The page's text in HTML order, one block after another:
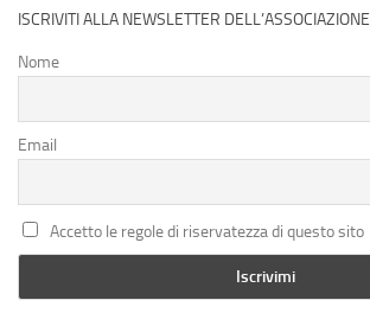
ISCRIVITI ALLA NEWSLETTER DELL’ASSOCIAZIONE
Nome
Email
Accetto le regole di riservatezza di questo sito